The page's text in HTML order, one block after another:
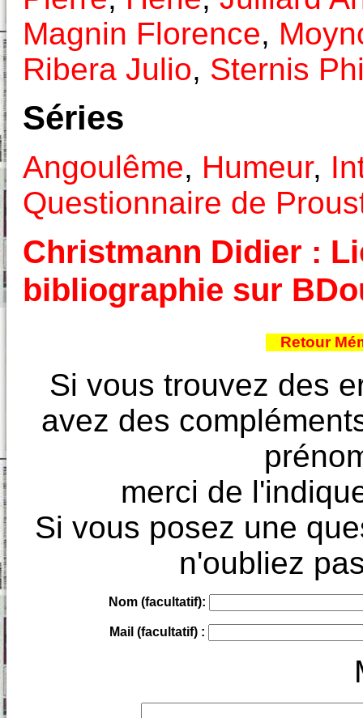
Magnin Florence,
Ribera Julio, Sternis
Séries
Angoulême, Humeur,
Questionnaire de
Christmann Didier :
bibliographie sur
Retour
Si vous trouvez des
avez des
merci de
Si vous posez une
n'oubliez
Nom (facultatif):
Mail (facultatif) :